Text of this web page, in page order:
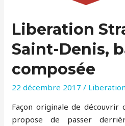
Liberation
Saint-Denis,
composée
22 décembre 2017 / Liberation
Façon originale de découvrir
propose de passer